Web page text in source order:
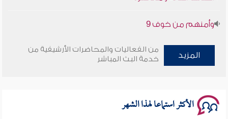
وأمنهم من خوف 9
سلسلة محاضرات نفحات رمضانية 1444هـ
المزيد
من الفعاليات والمحاضرات الأرشيفية من
خدمة البث المباشر
الأكثر استماعا لهذا الشهر